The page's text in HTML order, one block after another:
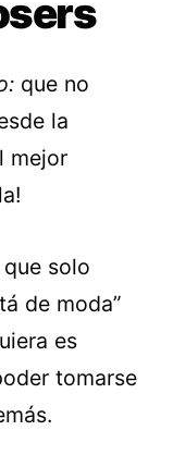
que no
la
mejor
solo
de moda”
es
tomarse